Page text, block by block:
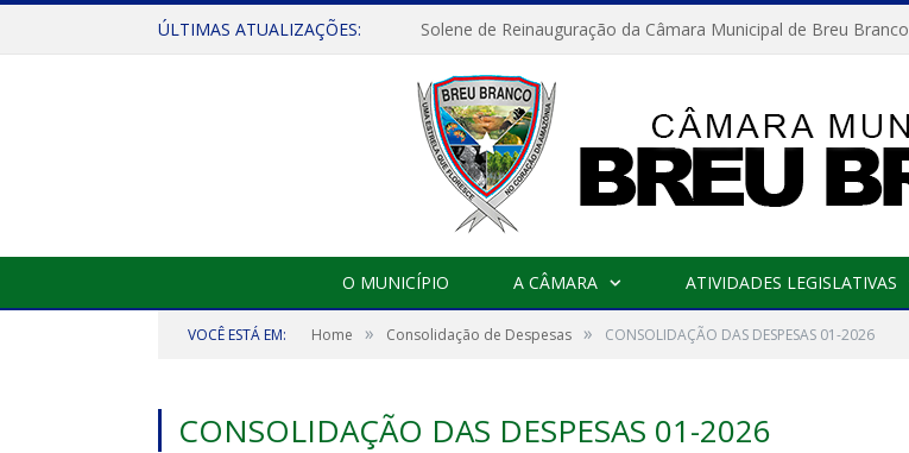
ÚLTIMAS ATUALIZAÇÕES: Solene de Reinauguração da Câmara Municipal de Breu Branco
O MUNICÍPIO A CÂMARA ATIVIDADES LEGISLATIVAS
VOCÊ ESTÁ EM: Home » Consolidação de Despesas » CONSOLIDAÇÃO DAS DESPESAS 01-2026
CONSOLIDAÇÃO DAS DESPESAS 01-2026